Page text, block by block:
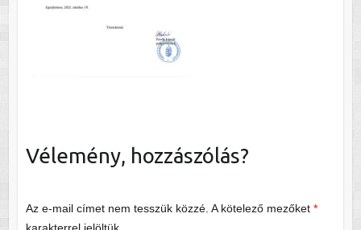
Vélemény, hozzászólás?
Az e-mail címet nem tesszük közzé. A kötelező mezőket *